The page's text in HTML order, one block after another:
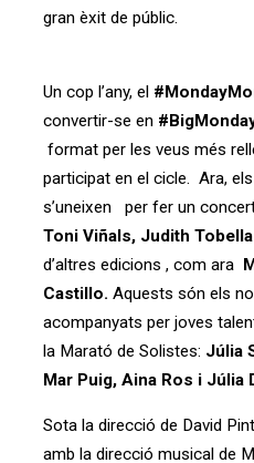
gran èxit de públic.
Un cop l’any, el
convertir-se en
format per les veus més
participat en el cicle. Ara,
s’uneixen per fer un
Toni Viñals, Judith Tobella
d’altres edicions , com ara
Castillo. Aquests són els
acompanyats per joves
la Marató de Solistes: Júlia
Mar Puig, Aina Ros i Júlia
Sota la direcció de David
amb la direcció musical de